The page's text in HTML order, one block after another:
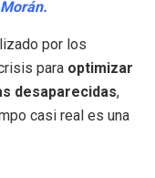
por los
para optimizar
desaparecidas,
casi real es una